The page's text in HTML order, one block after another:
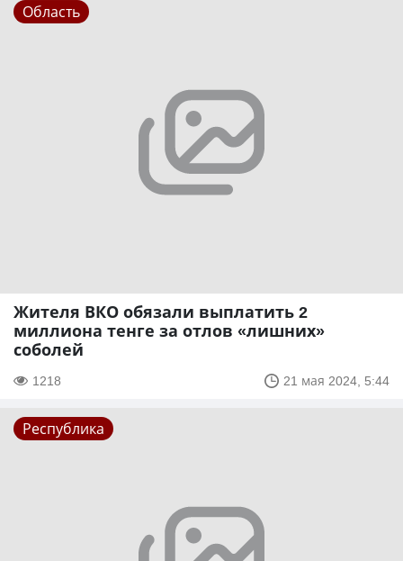
Область
Жителя ВКО обязали выплатить 2
миллиона тенге за отлов «лишних»
соболей
1218 21 мая 2024, 5:44
Республика